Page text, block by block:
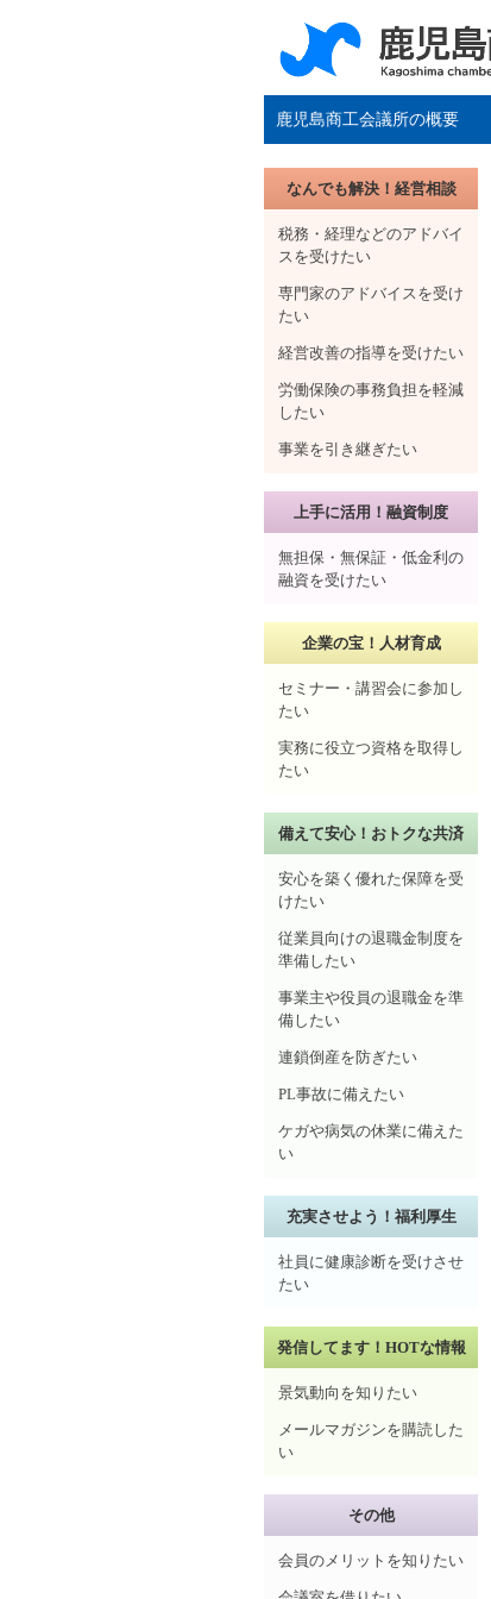
鹿児島商工会議所の概要
なんでも解決！経営相談
税務・経理などのアドバイ
スを受けたい
専門家のアドバイスを受け
たい
経営改善の指導を受けたい
労働保険の事務負担を軽減
したい
事業を引き継ぎたい
上手に活用！融資制度
無担保・無保証・低金利の
融資を受けたい
企業の宝！人材育成
セミナー・講習会に参加し
たい
実務に役立つ資格を取得し
たい
備えて安心！おトクな共済
安心を築く優れた保障を受
けたい
従業員向けの退職金制度を
準備したい
事業主や役員の退職金を準
備したい
連鎖倒産を防ぎたい
PL事故に備えたい
ケガや病気の休業に備えた
い
充実させよう！福利厚生
社員に健康診断を受けさせ
たい
発信してます！HOTな情報
景気動向を知りたい
メールマガジンを購読した
い
その他
会員のメリットを知りたい